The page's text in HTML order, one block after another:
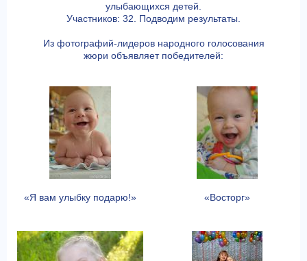
улыбающихся детей.
Участников: 32. Подводим результаты.
Из фотографий-лидеров народного голосования
жюри объявляет победителей:
«Я вам улыбку подарю!» «Восторг»